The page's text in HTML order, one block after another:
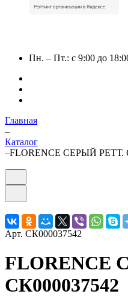
Пн. – Пт.: с 9:00 до
Главная
–
Каталог
–FLORENCE СЕРЫЙ РЕТТ.
Арт. СК000037542
FLORENCE
СК000037542